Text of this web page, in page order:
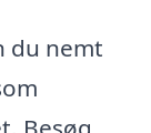
du nemt